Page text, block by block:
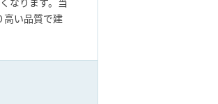
高い品質で建